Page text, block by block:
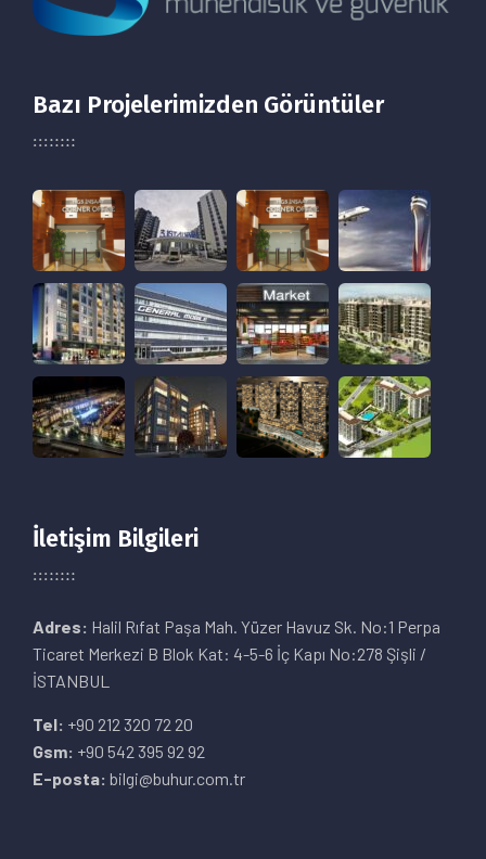
Bazı Projelerimizden Görüntüler
İletişim Bilgileri
Adres: Halil Rıfat Paşa Mah. Yüzer Havuz Sk. No:1 Perpa
Ticaret Merkezi B Blok Kat: 4-5-6 İç Kapı No:278 Şişli /
İSTANBUL
Tel: +90 212 320 72 20
Gsm: +90 542 395 92 92
E-posta: bilgi@buhur.com.tr